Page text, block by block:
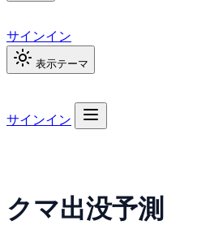
サインイン
表示テーマ
サインイン
クマ出没予測